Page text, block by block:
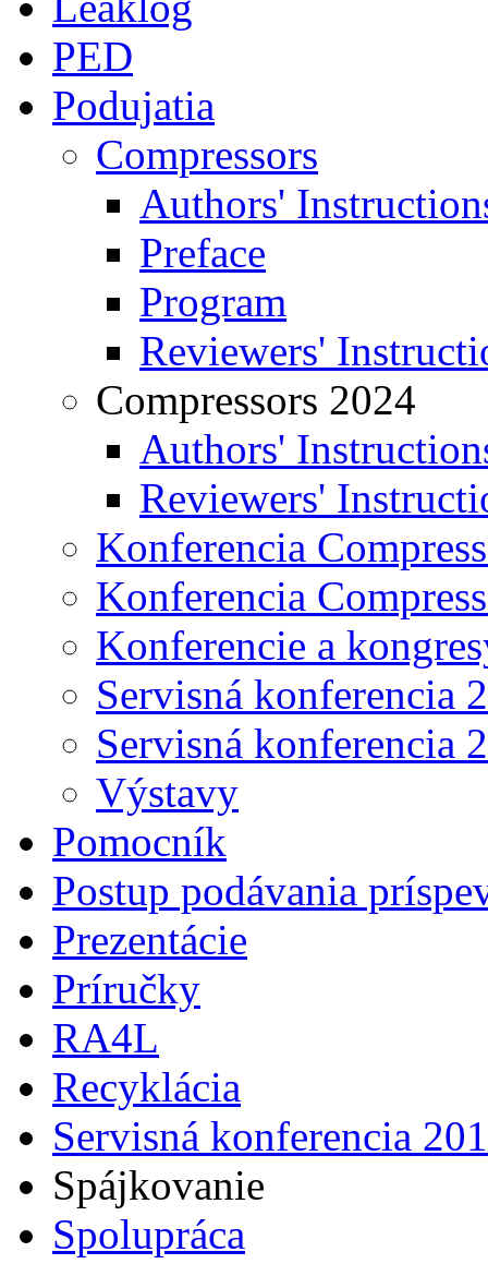
PED
Podujatia
Compressors
Authors'
Preface
Program
Reviewers'
Compressors 2024
Authors'
Reviewers'
Konferencia
Konferencia
Konferencie a
Servisná konferencia
Servisná konferencia
Výstavy
Pomocník
Postup podávania
Prezentácie
Príručky
RA4L
Recyklácia
Servisná konferencia
Spájkovanie
Spolupráca